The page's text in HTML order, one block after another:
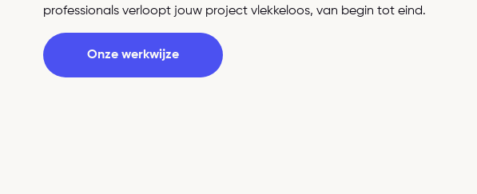
professionals verloopt jouw project vlekkeloos, van begin tot eind.
Onze werkwijze